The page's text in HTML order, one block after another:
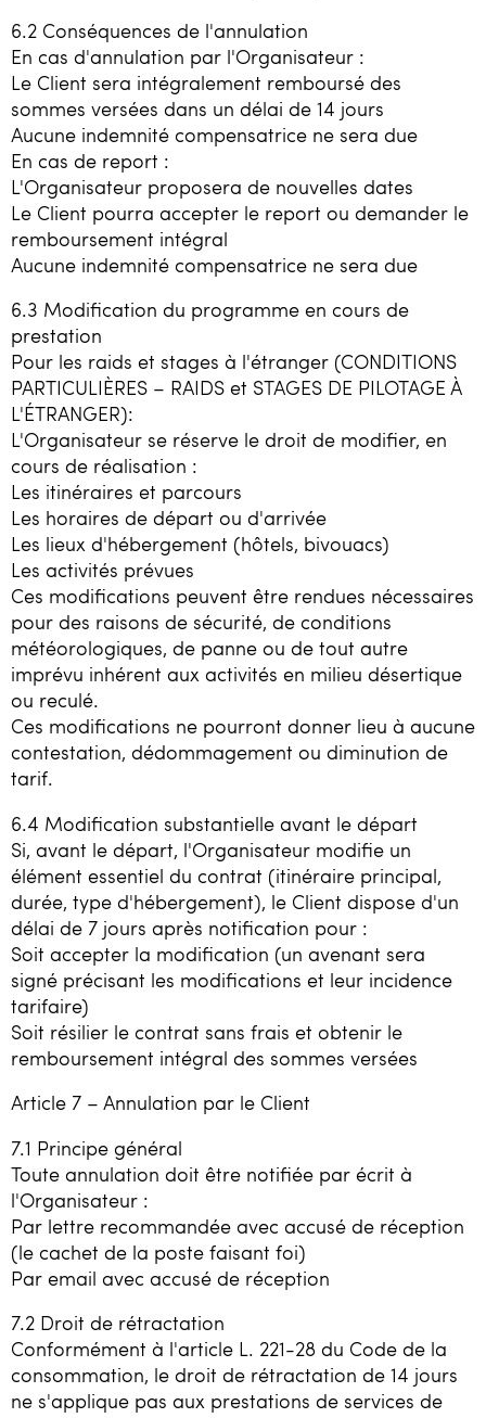
6.2 Conséquences de l'annulation
En cas d'annulation par l'Organisateur :
Le Client sera intégralement remboursé des
sommes versées dans un délai de 14 jours
Aucune indemnité compensatrice ne sera due
En cas de report :
L'Organisateur proposera de nouvelles dates
Le Client pourra accepter le report ou demander le
remboursement intégral
Aucune indemnité compensatrice ne sera due
6.3 Modification du programme en cours de
prestation
Pour les raids et stages à l'étranger (CONDITIONS
PARTICULIÈRES – RAIDS et STAGES DE PILOTAGE À
L'ÉTRANGER):
L'Organisateur se réserve le droit de modifier, en
cours de réalisation :
Les itinéraires et parcours
Les horaires de départ ou d'arrivée
Les lieux d'hébergement (hôtels, bivouacs)
Les activités prévues
Ces modifications peuvent être rendues nécessaires
pour des raisons de sécurité, de conditions
météorologiques, de panne ou de tout autre
imprévu inhérent aux activités en milieu désertique
ou reculé.
Ces modifications ne pourront donner lieu à aucune
contestation, dédommagement ou diminution de
tarif.
6.4 Modification substantielle avant le départ
Si, avant le départ, l'Organisateur modifie un
élément essentiel du contrat (itinéraire principal,
durée, type d'hébergement), le Client dispose d'un
délai de 7 jours après notification pour :
Soit accepter la modification (un avenant sera
signé précisant les modifications et leur incidence
tarifaire)
Soit résilier le contrat sans frais et obtenir le
remboursement intégral des sommes versées
Article 7 – Annulation par le Client
7.1 Principe général
Toute annulation doit être notifiée par écrit à
l'Organisateur :
Par lettre recommandée avec accusé de réception
(le cachet de la poste faisant foi)
Par email avec accusé de réception
7.2 Droit de rétractation
Conformément à l'article L. 221-28 du Code de la
consommation, le droit de rétractation de 14 jours
ne s'applique pas aux prestations de services de